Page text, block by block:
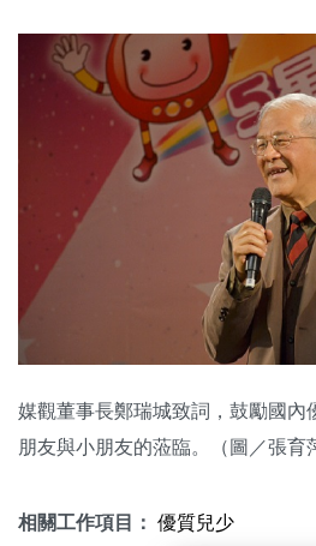
媒觀董事長鄭瑞城致詞，鼓勵國內
朋友與小朋友的蒞臨。（圖／張育
相關工作項目： 優質兒少